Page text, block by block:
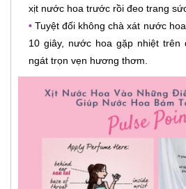
xịt nước hoa trước rồi đeo trang
• Tuyệt đối không chà xát nước
10 giây, nước hoa gặp nhiệt
ngát trọn vẹn hương thơm.